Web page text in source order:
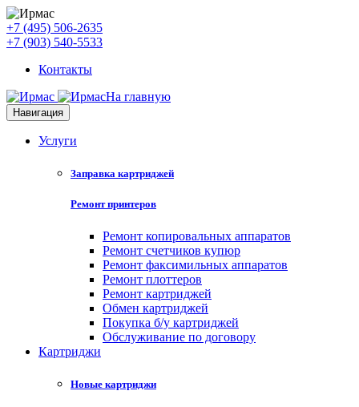
+7 (495) 506-2635
+7 (903) 540-5533
Контакты
На главную
Навигация
Услуги
Заправка картриджей
Ремонт принтеров
Ремонт копировальных аппаратов
Ремонт счетчиков купюр
Ремонт факсимильных аппаратов
Ремонт плоттеров
Ремонт картриджей
Обмен картриджей
Покупка б/у картриджей
Обслуживание по договору
Картриджи
Новые картриджи